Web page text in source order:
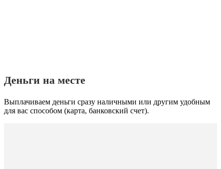
Деньги на месте
Выплачиваем деньги сразу наличными или другим удобным
для вас способом (карта, банковский счет).